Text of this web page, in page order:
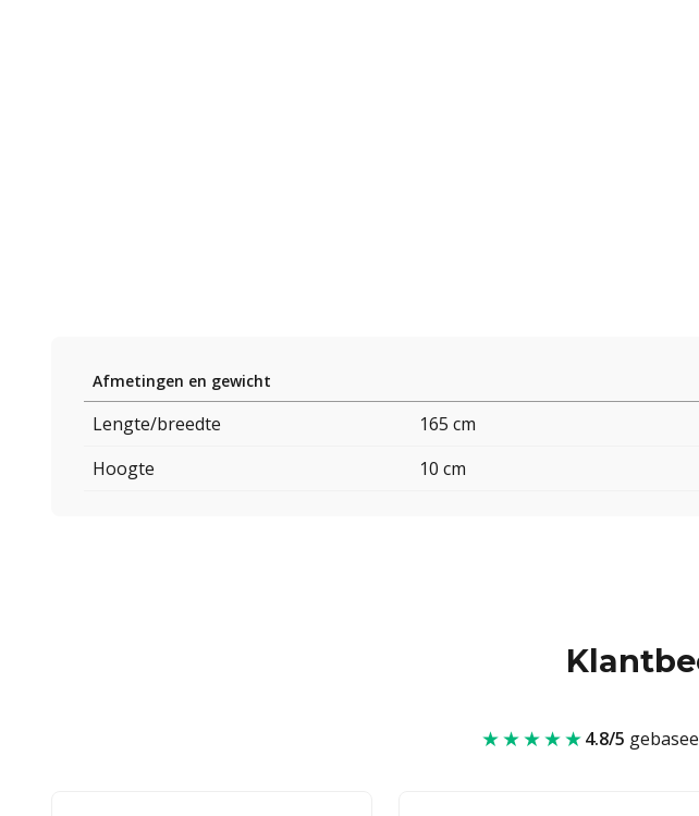
Afmetingen en gewicht
Lengte/breedte
165 cm
Hoogte
10 cm
★★★★★4.8/5